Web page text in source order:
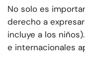
No solo es
derecho a
incluye a los
e internacionales